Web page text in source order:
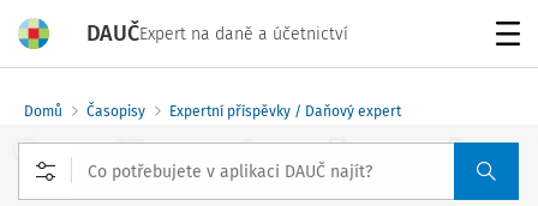
DAUČExpert na daně a účetnictví
Domů Časopisy Expertní příspěvky / Daňový expert